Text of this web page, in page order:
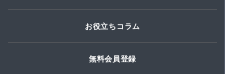
お役立ちコラム
無料会員登録